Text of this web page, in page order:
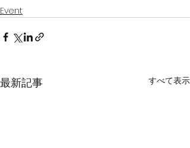
Event
最新記事 すべて表示